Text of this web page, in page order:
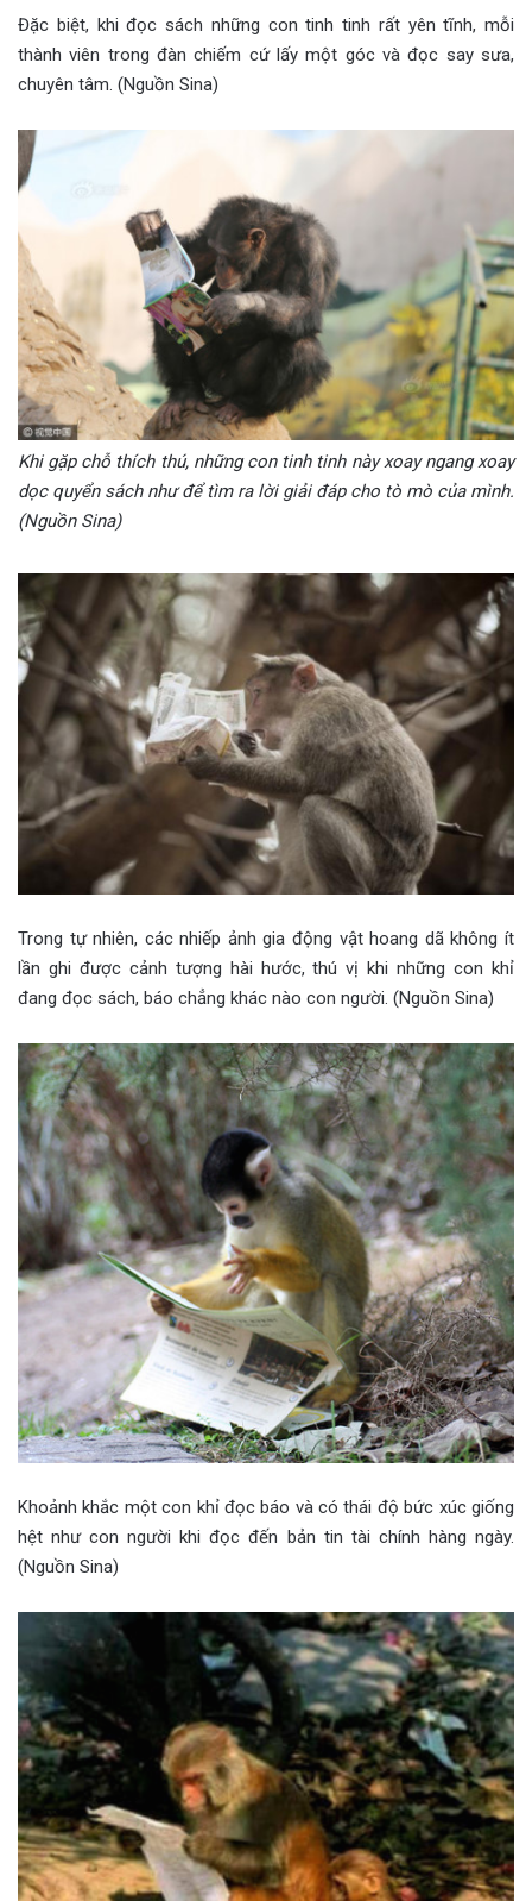
Đặc biệt, khi đọc sách những con tinh tinh rất yên tĩnh, mỗi
thành viên trong đàn chiếm cứ lấy một góc và đọc say sưa,
chuyên tâm. (Nguồn Sina)
Khi gặp chỗ thích thú, những con tinh tinh này xoay ngang xoay
dọc quyển sách như để tìm ra lời giải đáp cho tò mò của mình.
(Nguồn Sina)
Trong tự nhiên, các nhiếp ảnh gia động vật hoang dã không ít
lần ghi được cảnh tượng hài hước, thú vị khi những con khỉ
đang đọc sách, báo chẳng khác nào con người. (Nguồn Sina)
Khoảnh khắc một con khỉ đọc báo và có thái độ bức xúc giống
hệt như con người khi đọc đến bản tin tài chính hàng ngày.
(Nguồn Sina)